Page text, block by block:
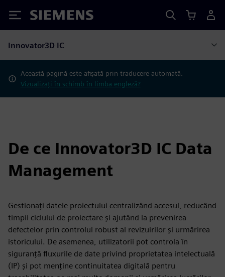
Siemens
Innovator3D IC
Această pagină este afișată prin traducere automată.
Vizualizați în schimb în limba engleză?
De ce Innovator3D IC Data
Management
Gestionați datele proiectului centralizând accesul, reducând
timpii ciclului de proiectare și ajutând la prevenirea
defectelor prin controlul robust al revizuirilor și urmărirea
istoricului. De asemenea, utilizatorii pot controla în
siguranță fluxurile de date privind proprietatea intelectuală
(IP) și pot menține continuitatea digitală pentru